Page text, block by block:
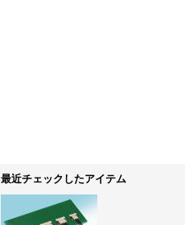
最近チェックしたアイテム